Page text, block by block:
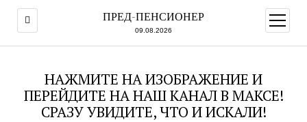
ПРЕД-ПЕНСИОНЕР
09.08.2026
меню
НАЖМИТЕ НА ИЗОБРАЖЕНИЕ И
ПЕРЕЙДИТЕ НА НАШ КАНАЛ В МАКСЕ!
СРАЗУ УВИДИТЕ, ЧТО И ИСКАЛИ!